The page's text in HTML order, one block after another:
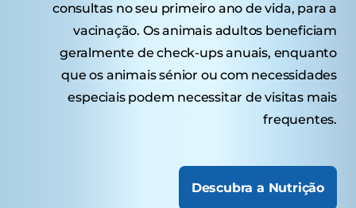
consultas no seu primeiro ano de vida, para a
vacinação. Os animais adultos beneficiam
geralmente de check-ups anuais, enquanto
que os animais sénior ou com necessidades
especiais podem necessitar de visitas mais
frequentes.
Descubra a Nutrição